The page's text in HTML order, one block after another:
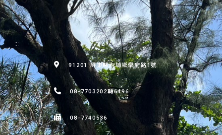
:::
91201 屏東縣內埔鄉學府路1號
08-7703202轉6496
08-7740536